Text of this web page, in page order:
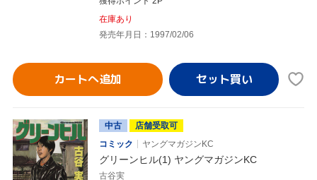
在庫あり
発売年月日：1997/02/06
カートへ追加
中古
店舗受取可
コミック
ヤングマガジンKC
グリーンヒル(1) ヤングマガジンKC
古谷実